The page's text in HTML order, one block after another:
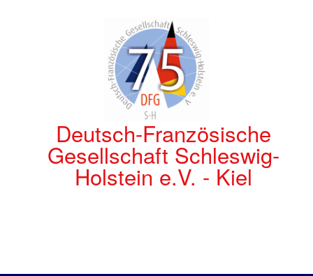
Deutsch-Französische
Gesellschaft Schleswig-
Holstein e.V. - Kiel